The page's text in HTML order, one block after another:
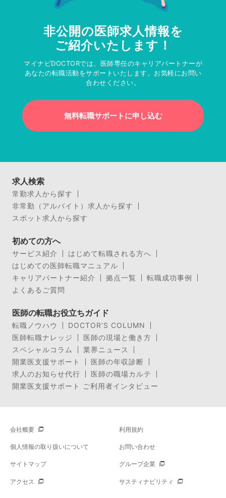
非公開の医師求人情報を
ご紹介いたします！
マイナビDOCTORでは、医師専任のキャリアパートナーが
あなたの転職活動をサポートいたします。お気軽にお問い
合わせください。
無料転職サポートに申し込む
求人検索
常勤求人から探す
非常勤（アルバイト）求人から探す
スポット求人から探す
初めての方へ
サービス紹介
はじめて転職される方へ
はじめての医師転職マニュアル
キャリアパートナー紹介
拠点一覧
転職成功事例
よくあるご質問
医師の転職お役立ちガイド
転職ノウハウ
DOCTOR’S COLUMN
医師転職ナレッジ
医師の現場と働き方
スペシャルコラム
業界ニュース
開業医支援サポート
医師の年収診断
求人のお知らせ代行
医師の職場カルテ
開業医支援サポート ご利用者インタビュー
会社概要 利用規約
個人情報の取り扱いについて お問い合わせ
サイトマップ グループ企業
アクセス サスティナビリティ